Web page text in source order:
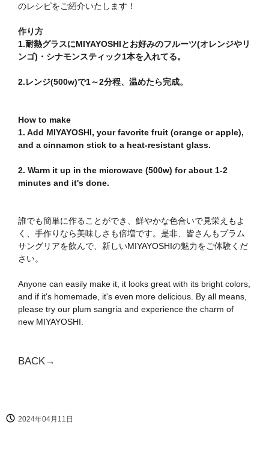
のレシピをご紹介いたします！
作り方︎
1.耐熱グラスにMIYAYOSHIとお好みのフルーツ(オレンジやリ
ンゴ)・シナモンスティック1本を入れてる。
2.レンジ(500w)で1～2分程、温めたら完成。
How to make
1. Add MIYAYOSHI, your favorite fruit (orange or apple),
and a cinnamon stick to a heat-resistant glass.
2. Warm it up in the microwave (500w) for about 1-2
minutes and it's done.
誰でも簡単に作ることができ、鮮やかな色合いで見栄えもよ
く、手作りなら美味しさも倍増です。是非、皆さんもプラム
サングリアを飲んで、新しいMIYAYOSHIの魅力をご体験くだ
さい。
Anyone can easily make it, it looks great with its bright colors,
and if it's homemade, it's even more delicious. By all means,
please try our plum sangria and experience the charm of
new MIYAYOSHI.
BACK→
2024年04月11日